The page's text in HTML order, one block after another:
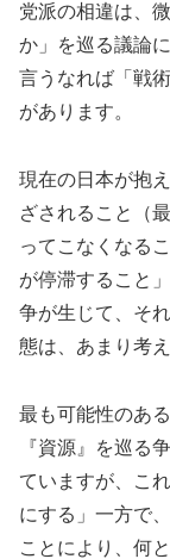
党派の相違は、
か」を巡る議論
言うなれば「戦
があります。
現在の日本が抱
ざされること（
ってこなくなる
が停滞すること
争が生じて、そ
態は、あまり考
最も可能性のあ
『資源』を巡る
ていますが、こ
にする」一方で
ことにより、何